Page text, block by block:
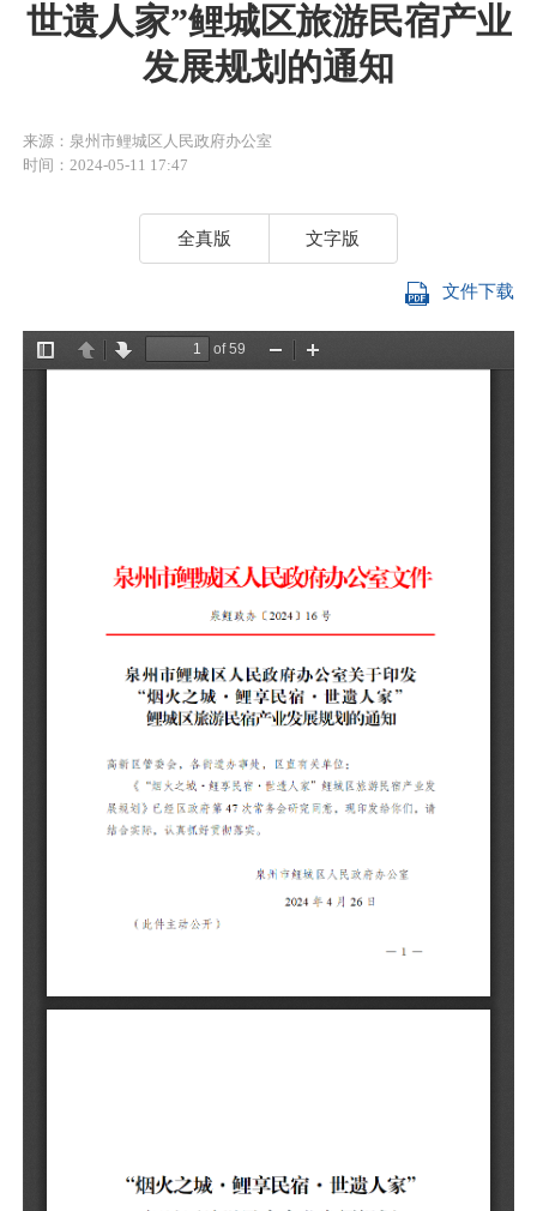
世遗人家”鲤城区旅游民宿产业
发展规划的通知
来源：泉州市鲤城区人民政府办公室
时间：2024-05-11 17:47
全真版 文字版
文件下载